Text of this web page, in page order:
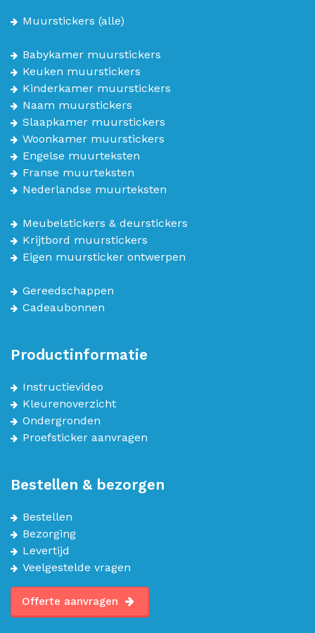
Muurstickers (alle)
Babykamer muurstickers
Keuken muurstickers
Kinderkamer muurstickers
Naam muurstickers
Slaapkamer muurstickers
Woonkamer muurstickers
Engelse muurteksten
Franse muurteksten
Nederlandse muurteksten
Meubelstickers & deurstickers
Krijtbord muurstickers
Eigen muursticker ontwerpen
Gereedschappen
Cadeaubonnen
Productinformatie
Instructievideo
Kleurenoverzicht
Ondergronden
Proefsticker aanvragen
Bestellen & bezorgen
Bestellen
Bezorging
Levertijd
Veelgestelde vragen
Offerte aanvragen